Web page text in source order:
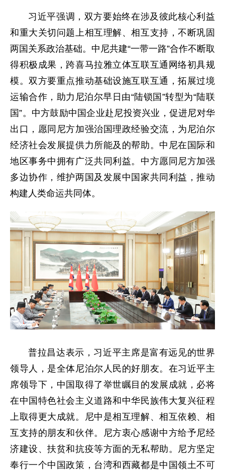
习近平强调，双方要始终在涉及彼此核心利益
和重大关切问题上相互理解、相互支持，不断巩固
两国关系政治基础。中尼共建“一带一路”合作不断取
得积极成果，跨喜马拉雅立体互联互通网络初具规
模。双方要重点推动基础设施互联互通，拓展过境
运输合作，助力尼泊尔早日由“陆锁国”转型为“陆联
国”。中方鼓励中国企业赴尼投资兴业，促进尼对华
出口，愿同尼方加强治国理政经验交流，为尼泊尔
经济社会发展提供力所能及的帮助。中尼在国际和
地区事务中拥有广泛共同利益。中方愿同尼方加强
多边协作，维护两国及发展中国家共同利益，推动
构建人类命运共同体。
普拉昌达表示，习近平主席是富有远见的世界
领导人，是全体尼泊尔人民的好朋友。在习近平主
席领导下，中国取得了举世瞩目的发展成就，必将
在中国特色社会主义道路和中华民族伟大复兴征程
上取得更大成就。尼中是相互理解、相互依赖、相
互支持的朋友和伙伴。尼方衷心感谢中方给予尼经
济建设、扶贫和抗疫等方面的无私帮助。尼方坚定
奉行一个中国政策，台湾和西藏都是中国领土不可